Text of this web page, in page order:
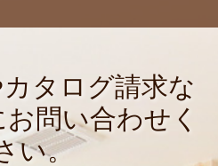
タログ請求な
問い合わせく
い。